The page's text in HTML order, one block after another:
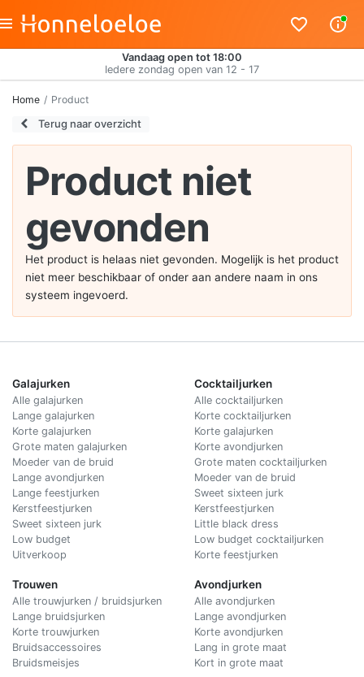
Vandaag open tot 18:00
Iedere zondag open van 12 - 17
Home Product
Terug naar overzicht
Product niet
gevonden
Het product is helaas niet gevonden. Mogelijk is het product
niet meer beschikbaar of onder aan andere naam in ons
systeem ingevoerd.
Galajurken
Alle galajurken
Lange galajurken
Korte galajurken
Grote maten galajurken
Moeder van de bruid
Lange avondjurken
Lange feestjurken
Kerstfeestjurken
Sweet sixteen jurk
Low budget
Uitverkoop
Trouwen
Alle trouwjurken / bruidsjurken
Lange bruidsjurken
Korte trouwjurken
Bruidsaccessoires
Bruidsmeisjes
Cocktailjurken
Alle cocktailjurken
Korte cocktailjurken
Korte galajurken
Korte avondjurken
Grote maten cocktailjurken
Moeder van de bruid
Sweet sixteen jurk
Kerstfeestjurken
Little black dress
Low budget cocktailjurken
Korte feestjurken
Avondjurken
Alle avondjurken
Lange avondjurken
Korte avondjurken
Lang in grote maat
Kort in grote maat